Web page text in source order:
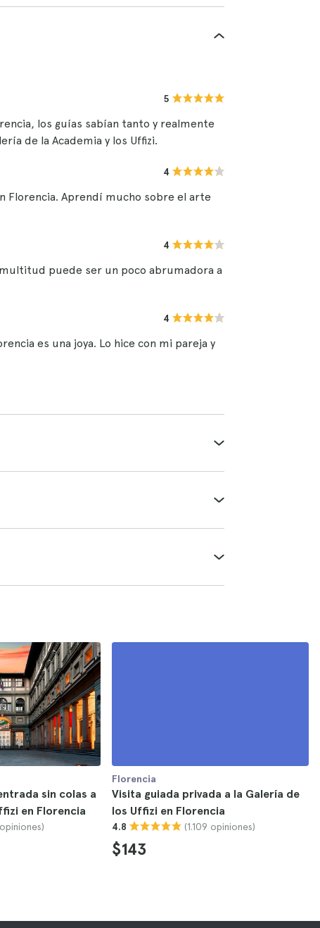
5
los guías sabían tanto y realmente
de la Academia y los Uffizi.
4
Florencia. Aprendí mucho sobre el arte
4
puede ser un poco abrumadora a
4
es una joya. Lo hice con mi pareja y
sin colas a
en Florencia
Florencia
Visita guiada privada a la Galería de
los Uffizi en Florencia
4.8 (1.109 opiniones)
$143